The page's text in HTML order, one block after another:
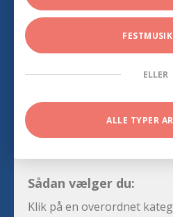
ELLER
ALLE TYPER
Sådan vælger du:
Klik på en overordnet